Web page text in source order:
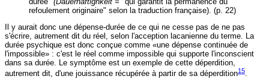
refoulement originaire" selon la traduction française). (p. 22)
Il y aurait donc une dépense-durée de ce qui ne cesse pas de ne pas
s'écrire, autrement dit du réel, selon l'acception lacanienne du terme. La
durée psychique est donc conçue comme «une dépense continuée de
l'impossible» : c'est le réel comme impossible qui supporte l'inconscient
dans sa durée. Le symptôme est un exemple de cette déperdition,
autrement dit, d'une jouissance récupérée à partir de sa déperdition15.